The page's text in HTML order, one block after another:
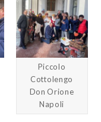
Piccolo
Cottolengo
Don Orione
Napoli